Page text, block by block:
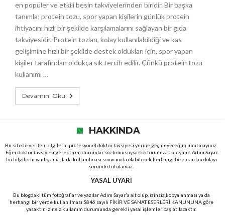
en popüler ve etkili besin takviyelerinden biridir. Bir başka
tanımla; protein tozu, spor yapan kişilerin günlük protein
ihtiyacını hızlı bir şekilde karşılamalarını sağlayan bir gıda
takviyesidir. Protein tozları, kolay kullanılabildiği ve kas
gelişimine hızlı bir şekilde destek oldukları için, spor yapan
kişiler tarafından oldukça sık tercih edilir. Çünkü protein tozu
kullanımı …
Devamını Oku
HAKKINDA
Bu sitede verilen bilgilerin profesyonel doktor tavsiyesi yerine geçmeyeceğini unutmayınız.
Eğer doktor tavsiyesi gerektiren durumlar söz konusuysa doktorunuza danışınız. Adım Sayar
bu bilgilerin yanlış amaçlarla kullanılması sonucunda olabilecek herhangi bir zarardan dolayı
sorumlu tutulamaz.
YASAL UYARI
Bu blogdaki tüm fotoğraflar ve yazılar Adım Sayar'a ait olup, izinsiz kopyalanması ya da
herhangi bir yerde kullanılması 5846 sayılı FİKİR VE SANAT ESERLERİ KANUNUNA göre
yasaktır. İzinsiz kullanım durumunda gerekli yasal işlemler başlatılacaktır.